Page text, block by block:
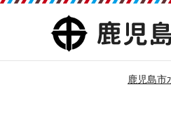
鹿児島市
鹿児島市